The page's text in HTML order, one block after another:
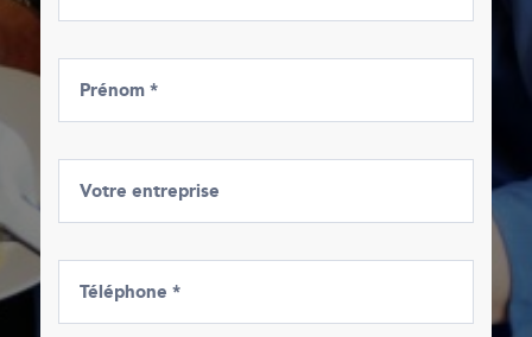
Prénom *
Votre entreprise
Téléphone *